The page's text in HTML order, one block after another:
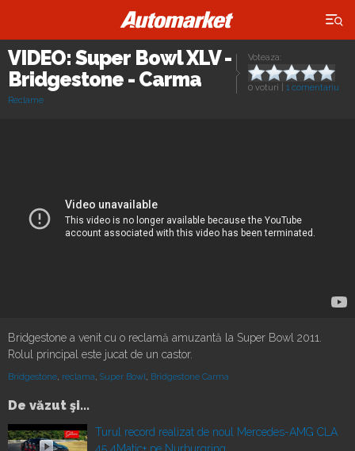
×
Voteaza:
0 voturi 1 comentariu
VIDEO: Super Bowl XLV -
Bridgestone - Carma
Reclame
Bridgestone a venit cu o reclamă amuzantă la Super Bowl 2011.
Rolul principal este jucat de un castor.
Bridgestone, reclama, Super Bowl, Bridgestone Carma
De văzut şi...
Turul record realizat de noul Mercedes-AMG CLA